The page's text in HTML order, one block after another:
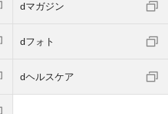
dマガジン
dフォト
dヘルスケア